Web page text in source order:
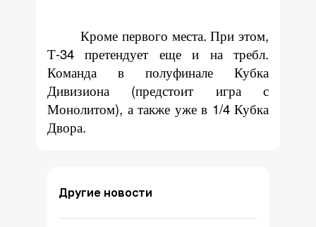
Кроме первого места. При этом,
Т-34 претендует еще и на требл.
Команда в полуфинале Кубка
Дивизиона (предстоит игра с
Монолитом), а также уже в 1/4 Кубка
Двора.
Другие новости